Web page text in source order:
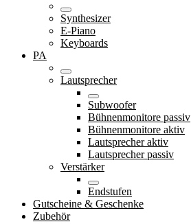
Synthesizer
E-Piano
Keyboards
PA
Lautsprecher
Subwoofer
Bühnenmonitore passiv
Bühnenmonitore aktiv
Lautsprecher aktiv
Lautsprecher passiv
Verstärker
Endstufen
Gutscheine & Geschenke
Zubehör